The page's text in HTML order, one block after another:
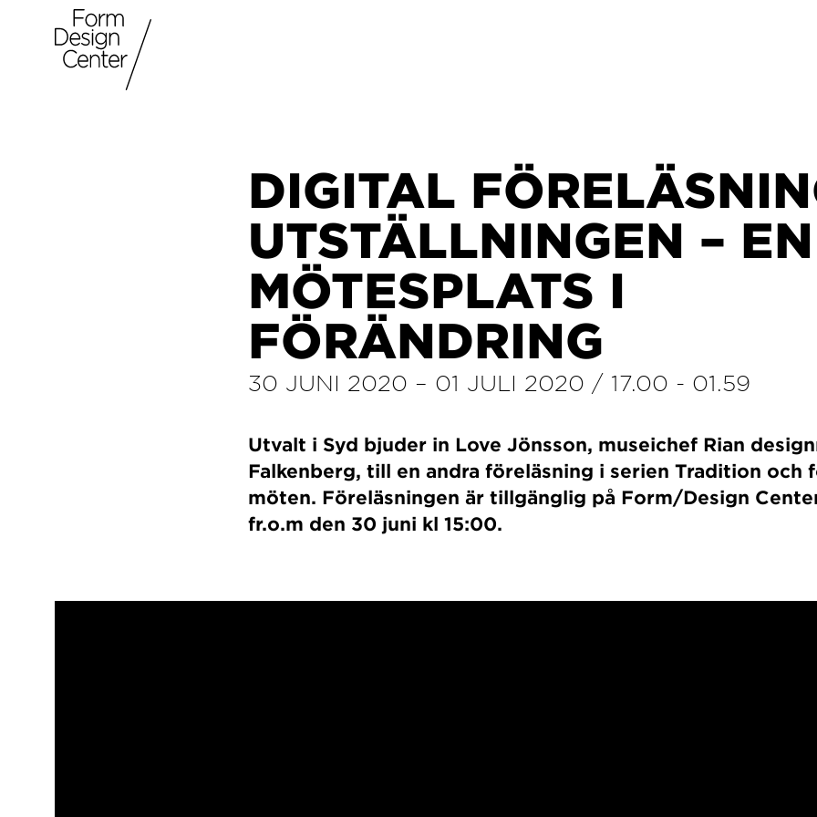
DIGITAL
UTSTÄLLNINGEN – EN
MÖTESPLATS I
FÖRÄNDRING
30 JUNI 2020 – 01 JULI 2020 / 17.00 - 01.59
Utvalt i Syd bjuder in Love Jönsson, museichef Rian
Falkenberg, till en andra föreläsning i serien Tradition och
möten. Föreläsningen är tillgänglig på Form/Design
fr.o.m den 30 juni kl 15:00.